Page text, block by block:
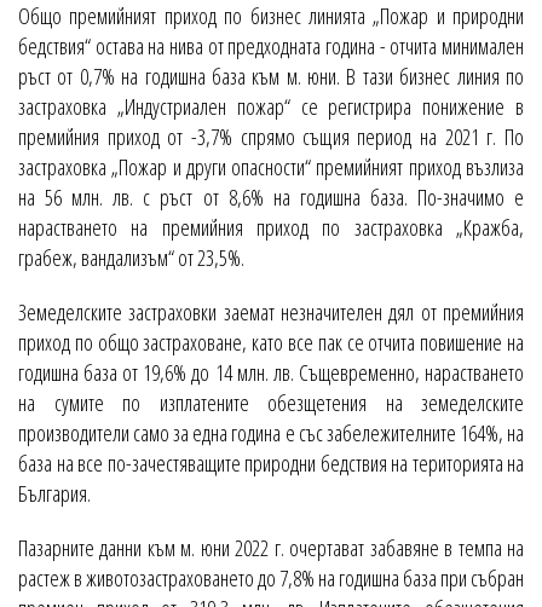
Общо премийният приход по бизнес линията „Пожар и природни
бедствия“ остава на нива от предходната година - отчита минимален
ръст от 0,7% на годишна база към м. юни. В тази бизнес линия по
застраховка „Индустриален пожар“ се регистрира понижение в
премийния приход от -3,7% спрямо същия период на 2021 г. По
застраховка „Пожар и други опасности“ премийният приход възлиза
на 56 млн. лв. с ръст от 8,6% на годишна база. По-значимо е
нарастването на премийния приход по застраховка „Кражба,
грабеж, вандализъм“ от 23,5%.
Земеделските застраховки заемат незначителен дял от премийния
приход по общо застраховане, като все пак се отчита повишение на
годишна база от 19,6% до 14 млн. лв. Същевременно, нарастването
на сумите по изплатените обезщетения на земеделските
производители само за една година е със забележителните 164%, на
база на все по-зачестяващите природни бедствия на територията на
България.
Пазарните данни към м. юни 2022 г. очертават забавяне в темпа на
растеж в животозастраховането до 7,8% на годишна база при събран